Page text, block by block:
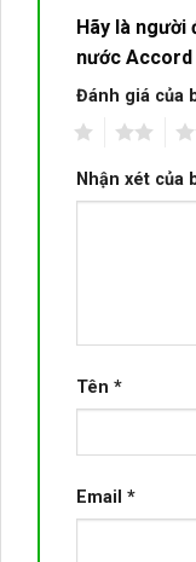
Hãy là người
nước Accord
Đánh giá của
Nhận xét của
Tên *
Email *